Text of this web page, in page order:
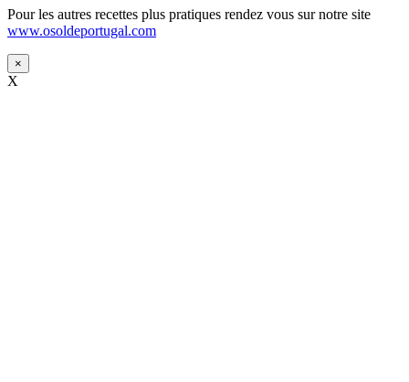
Pour les autres recettes plus pratiques rendez vous sur notre site
www.osoldeportugal.com
×
X